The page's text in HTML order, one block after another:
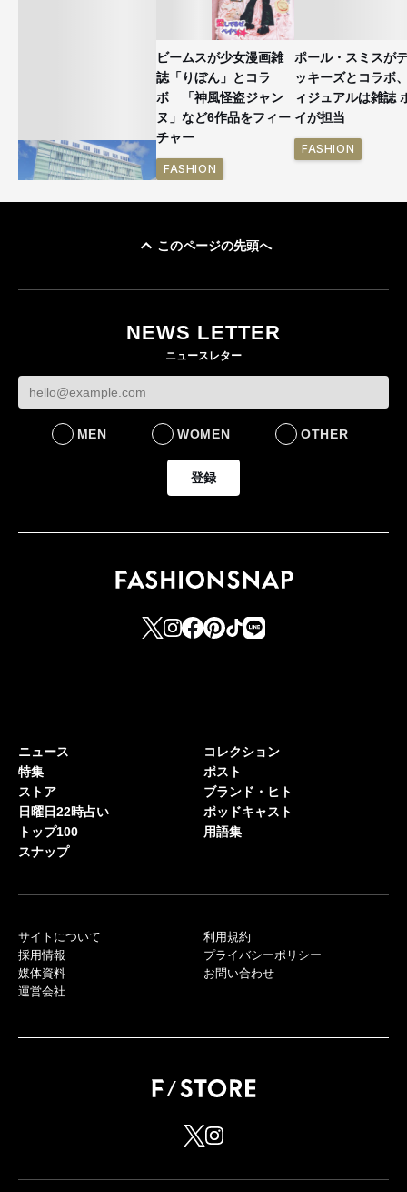
ビームスが少女漫画雑
誌「りぼん」とコラ
ボ 「神風怪盗ジャン
ヌ」など6作品をフィー
チャー
FASHION
ポール・スミスが
ッキーズとコラボ
ィジュアルは雑誌
イが担当
FASHION
このページの先頭へ
NEWS LETTER
ニュースレター
MEN WOMEN OTHER
登録
ニュース
特集
ストア
日曜日22時占い
トップ100
スナップ
コレクション
ポスト
ブランド・ヒト
ポッドキャスト
用語集
サイトについて
採用情報
媒体資料
運営会社
利用規約
プライバシーポリシー
お問い合わせ